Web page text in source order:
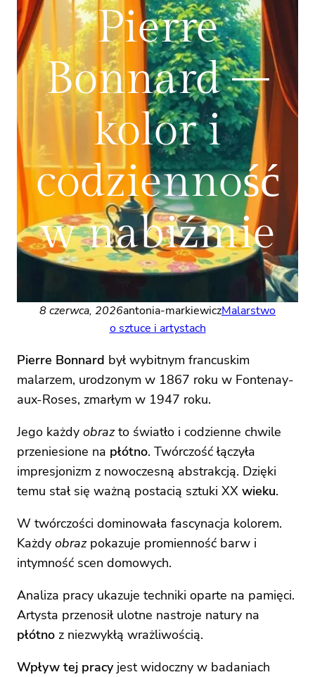
Pierre
Bonnard –
kolor i
codzienność
w nabiźmie
8 czerwca, 2026antonia-markiewiczMalarstwo
o sztuce i artystach
Pierre Bonnard był wybitnym francuskim
malarzem, urodzonym w 1867 roku w Fontenay-
aux-Roses, zmarłym w 1947 roku.
Jego każdy obrazto światło i codzienne chwile
przeniesione na płótno. Twórczość łączyła
impresjonizm z nowoczesną abstrakcją. Dzięki
temu stał się ważną postacią sztuki XX wieku.
W twórczości dominowała fascynacja kolorem.
Każdy obrazpokazuje promienność barw i
intymność scen domowych.
Analiza pracy ukazuje techniki oparte na pamięci.
Artysta przenosił ulotne nastroje natury na
płótno z niezwykłą wrażliwością.
Wpływ tej pracyjest widoczny w badaniach